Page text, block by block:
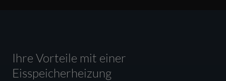
Ihre Vorteile mit einer
Eisspeicherheizung